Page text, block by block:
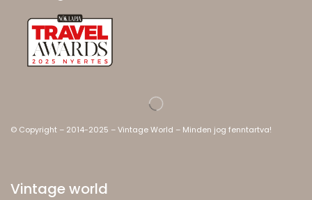
© Copyright – 2014-2025 – Vintage World – Minden jog fenntartva!
Vintage world